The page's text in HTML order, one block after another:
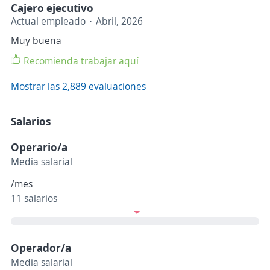
Cajero ejecutivo
Actual empleado
Abril, 2026
Muy buena
Recomienda trabajar aquí
Mostrar las 2,889 evaluaciones
Salarios
Operario/a
Media salarial
/mes
11 salarios
Operador/a
Media salarial